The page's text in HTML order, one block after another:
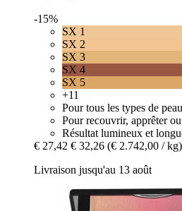
-15%
SX 1
SX 2
SX 3
SX 4
SX 5
+11
Pour tous les types de peau
Pour recouvrir, apprêter
Résultat lumineux et
€ 27,42 € 32,26 (€ 2.742,00 / kg)
Livraison jusqu'au 13 août